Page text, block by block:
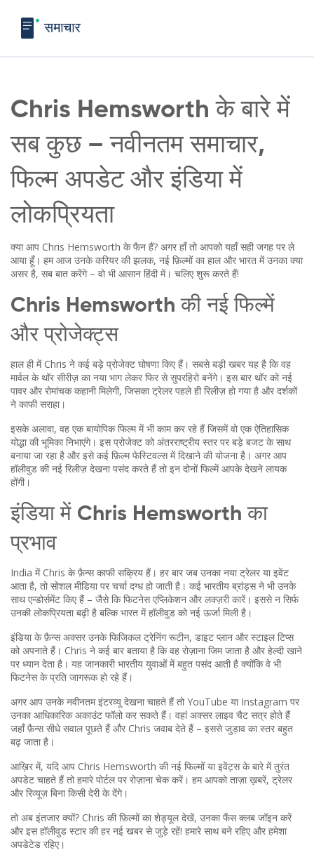
Chris Hemsworth के बारे में
सब कुछ – नवीनतम समाचार,
फिल्म अपडेट और इंडिया में
लोकप्रियता
क्या आप Chris Hemsworth के फैन हैं? अगर हाँ तो आपको यहाँ सही जगह पर ले
आया हूँ। हम आज उनके करियर की झलक, नई फ़िल्मों का हाल और भारत में उनका क्या
असर है, सब बात करेंगे – वो भी आसान हिंदी में। चलिए शुरू करते हैं!
Chris Hemsworth की नई फिल्में
और प्रोजेक्ट्स
हाल ही में Chris ने कई बड़े प्रोजेक्ट घोषणा किए हैं। सबसे बड़ी खबर यह है कि वह
मार्वल के थॉर सीरीज़ का नया भाग लेकर फिर से सुपरहिरो बनेंगे। इस बार थॉर को नई
पावर और रोमांचक कहानी मिलेगी, जिसका ट्रेलर पहले ही रिलीज़ हो गया है और दर्शकों
ने काफी सराहा।
इसके अलावा, वह एक बायोपिक फिल्म में भी काम कर रहे हैं जिसमें वो एक ऐतिहासिक
योद्धा की भूमिका निभाएंगे। इस प्रोजेक्ट को अंतरराष्ट्रीय स्तर पर बड़े बजट के साथ
बनाया जा रहा है और इसे कई फ़िल्म फेस्टिवल्स में दिखाने की योजना है। अगर आप
हॉलीवुड की नई रिलीज़ देखना पसंद करते हैं तो इन दोनों फिल्में आपके देखने लायक
होंगी।
इंडिया में Chris Hemsworth का
प्रभाव
India में Chris के फ़ैन्स काफी सक्रिय हैं। हर बार जब उनका नया ट्रेलर या इवेंट
आता है, तो सोशल मीडिया पर चर्चा दग्ध हो जाती है। कई भारतीय ब्रांड्स ने भी उनके
साथ एन्डोर्समेंट किए हैं – जैसे कि फिटनेस एप्लिकेशन और लक्ज़री कारें। इससे न सिर्फ
उनकी लोकप्रियता बढ़ी है बल्कि भारत में हॉलीवुड को नई ऊर्जा मिली है।
इंडिया के फ़ैन्स अक्सर उनके फिजिकल ट्रेनिंग रूटीन, डाइट प्लान और स्टाइल टिप्स
को अपनाते हैं। Chris ने कई बार बताया है कि वह रोज़ाना जिम जाता है और हेल्दी खाने
पर ध्यान देता है। यह जानकारी भारतीय युवाओं में बहुत पसंद आती है क्योंकि वे भी
फिटनेस के प्रति जागरूक हो रहे हैं।
अगर आप उनके नवीनतम इंटरव्यू देखना चाहते हैं तो YouTube या Instagram पर
उनका आधिकारिक अकाउंट फॉलो कर सकते हैं। वहां अक्सर लाइव चैट सत्र होते हैं
जहाँ फ़ैन्स सीधे सवाल पूछते हैं और Chris जवाब देते हैं – इससे जुड़ाव का स्तर बहुत
बढ़ जाता है।
आख़िर में, यदि आप Chris Hemsworth की नई फिल्मों या इवेंट्स के बारे में तुरंत
अपडेट चाहते हैं तो हमारे पोर्टल पर रोज़ाना चेक करें। हम आपको ताज़ा ख़बरें, ट्रेलर
और रिव्यूज़ बिना किसी देरी के देंगे।
तो अब इंतजार क्यों? Chris की फ़िल्मों का शेड्यूल देखें, उनका फैंस क्लब जॉइन करें
और इस हॉलीवुड स्टार की हर नई खबर से जुड़े रहें! हमारे साथ बने रहिए और हमेशा
अपडेटेड रहिए।